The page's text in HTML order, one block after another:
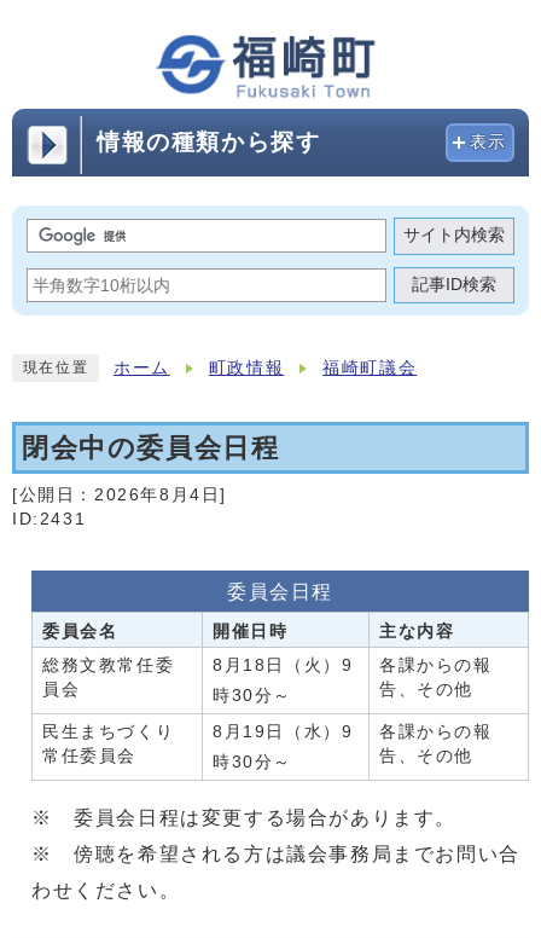
情報の種類から探す 表示
サイト内検索
記事ID検索
現在位置 ホーム 町政情報 福崎町議会
閉会中の委員会日程
[公開日： 2026年8月4日]
ID:2431
委員会日程
委員会名 開催日時
主な内容
総務文教常任委
員会
8月18日（火）9
時30分～
各課からの報
告、その他
民生まちづくり
常任委員会
8月19日（水）9
時30分～
各課からの報
告、その他
※ 委員会日程は変更する場合があります。
※ 傍聴を希望される方は議会事務局までお問い合
わせください。